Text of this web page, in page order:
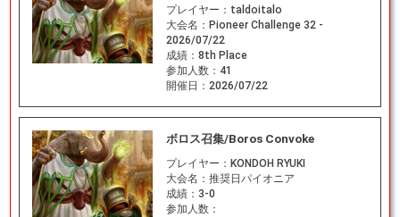
プレイヤー： taldoitalo
大会名： Pioneer Challenge 32 -
2026/07/22
成績： 8th Place
参加人数： 41
開催日： 2026/07/22
ボロス召集/Boros Convoke
プレイヤー： KONDOH RYUKI
大会名： 推奨日パイオニア
成績： 3-0
参加人数：